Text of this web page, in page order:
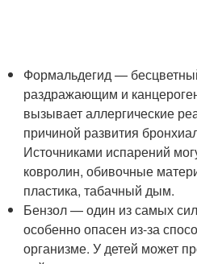
Формальдегид —
раздражающим и
вызывает аллергические
причиной развития
Источниками испарений
ковролин, обивочные
пластика, табачный дым.
Бензол — один из самых
особенно опасен из-за
организме. У детей может